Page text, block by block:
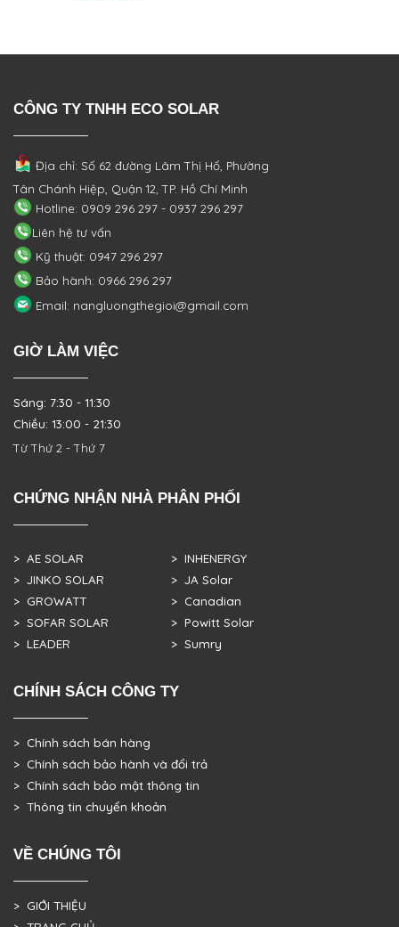
CÔNG TY TNHH ECO SOLAR
Địa chỉ: Số 62 đường Lâm Thị Hố, Phường
Tân Chánh Hiệp, Quận 12, TP. Hồ Chí Minh
Hotline: 0909 296 297 - 0937 296 297
Liên hệ tư vấn
Kỹ thuật: 0947 296 297
Bảo hành: 0966 296 297
Email: nangluongthegioi@gmail.com
GIỜ LÀM VIỆC
Sáng: 7:30 - 11:30
Chiều: 13:00 - 21:30
Từ Thứ 2 - Thứ 7
CHỨNG NHẬN NHÀ PHÂN PHỐI
> AE SOLAR
> JINKO SOLAR
> GROWATT
> SOFAR SOLAR
> LEADER
> INHENERGY
> JA Solar
> Canadian
> Powitt Solar
> Sumry
CHÍNH SÁCH CÔNG TY
> Chính sách bán hàng
> Chính sách bảo hành và đổi trả
> Chính sách bảo mật thông tin
> Thông tin chuyển khoản
VỀ CHÚNG TÔI
> GIỚI THIỆU